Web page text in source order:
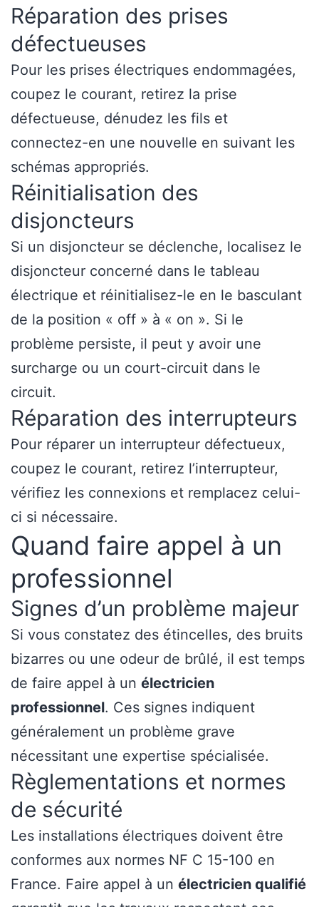
Réparation des prises
défectueuses
Pour les prises électriques endommagées,
coupez le courant, retirez la prise
défectueuse, dénudez les fils et
connectez-en une nouvelle en suivant les
schémas appropriés.
Réinitialisation des
disjoncteurs
Si un disjoncteur se déclenche, localisez le
disjoncteur concerné dans le tableau
électrique et réinitialisez-le en le basculant
de la position « off » à « on ». Si le
problème persiste, il peut y avoir une
surcharge ou un court-circuit dans le
circuit.
Réparation des interrupteurs
Pour réparer un interrupteur défectueux,
coupez le courant, retirez l’interrupteur,
vérifiez les connexions et remplacez celui-
ci si nécessaire.
Quand faire appel à un
professionnel
Signes d’un problème majeur
Si vous constatez des étincelles, des bruits
bizarres ou une odeur de brûlé, il est temps
de faire appel à un électricien
professionnel. Ces signes indiquent
généralement un problème grave
nécessitant une expertise spécialisée.
Règlementations et normes
de sécurité
Les installations électriques doivent être
conformes aux normes NF C 15-100 en
France. Faire appel à un électricien qualifié